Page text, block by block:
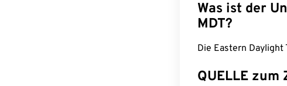
Was ist der
MDT?
Die Eastern Daylight
QUELLE